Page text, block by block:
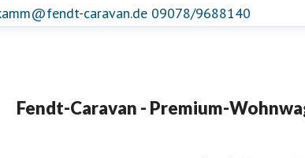
caravan.de 09078/9688140
Fendt-Caravan - Premium-